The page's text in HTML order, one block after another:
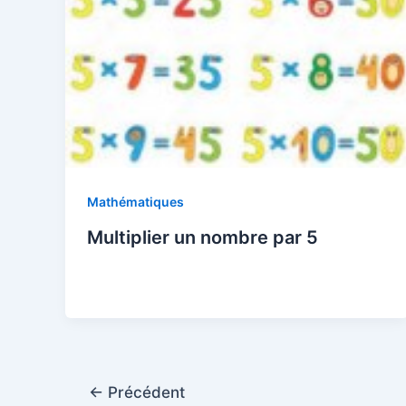
Mathématiques
Multiplier un nombre par 5
← Précédent